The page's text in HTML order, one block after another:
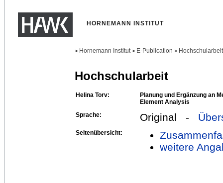
HORNEMANN INSTITUT
> Hornemann Institut > E-Publication >
Hochschularbeit
Helina Torv:
Planung und Ergänzung an
Element Analysis
Sprache:
Original -
Seitenübersicht:
weitere